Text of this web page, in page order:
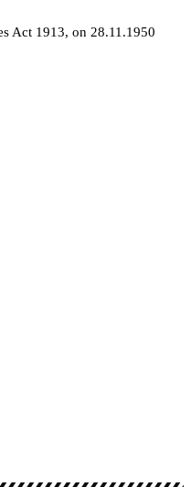
Act 1913, on 28.11.1950